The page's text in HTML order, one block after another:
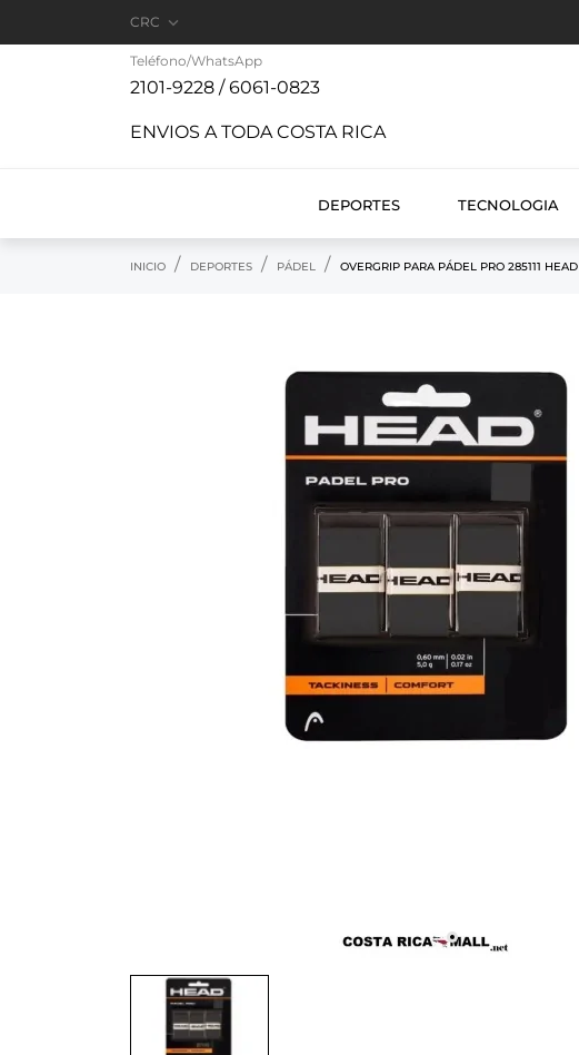
CRC 
Teléfono/WhatsApp
2101-9228 / 6061-0823
ENVIOS A TODA COSTA RICA
DEPORTES TECNOLOGIA
INICIO DEPORTES PÁDEL OVERGRIP PARA PÁDEL PRO 285111 HEAD